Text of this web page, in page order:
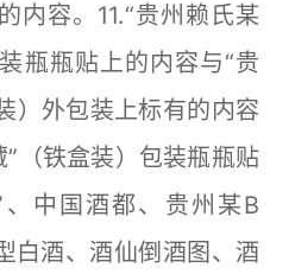
内容。11.“贵州赖氏某
瓶瓶贴上的内容与“贵
）外包装上标有的内容
”（铁盒装）包装瓶瓶贴
中国酒都、贵州某B
白酒、酒仙倒酒图、酒